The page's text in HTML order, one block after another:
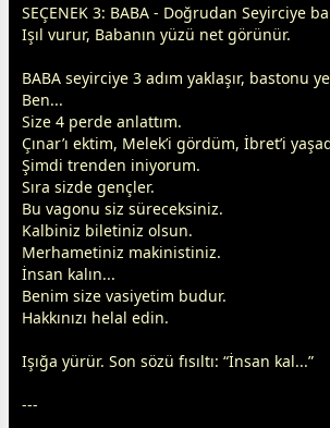
SEÇENEK 3: BABA - Doğrudan Seyirciye
Işıl vurur, Babanın yüzü net görünür.
BABA seyirciye 3 adım yaklaşır, bastonu
Ben...
Size 4 perde anlattım.
Çınar’ı ektim, Melek’i gördüm, İbret’i
Şimdi trenden iniyorum.
Sıra sizde gençler.
Bu vagonu siz süreceksiniz.
Kalbiniz biletiniz olsun.
Merhametiniz makinistiniz.
İnsan kalın...
Benim size vasiyetim budur.
Hakkınızı helal edin.
Işığa yürür. Son sözü fısıltı: “İnsan kal...”
---